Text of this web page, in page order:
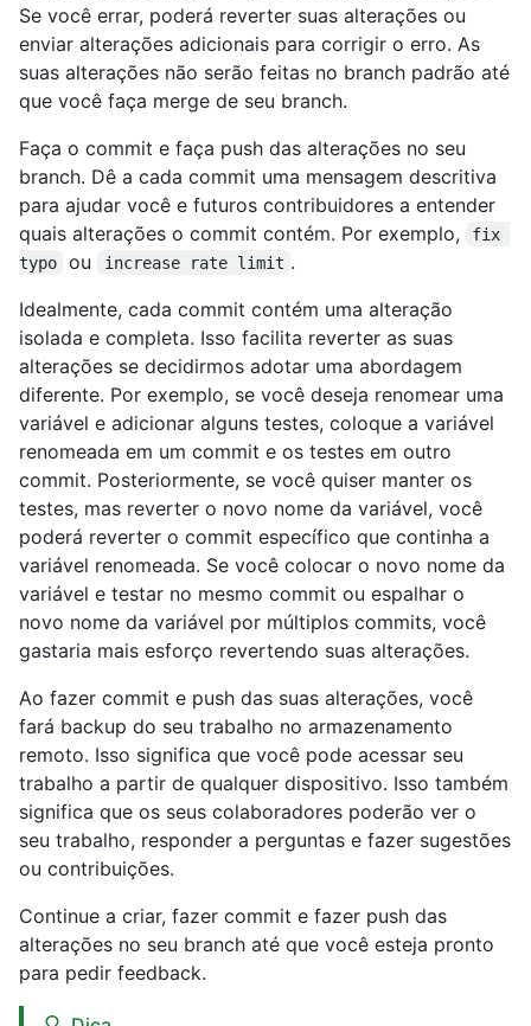
Se você errar, poderá reverter suas alterações ou
enviar alterações adicionais para corrigir o erro. As
suas alterações não serão feitas no branch padrão até
que você faça merge de seu branch.
Faça o commit e faça push das alterações no seu
branch. Dê a cada commit uma mensagem descritiva
para ajudar você e futuros contribuidores a entender
quais alterações o commit contém. Por exemplo,
fix
typo
ou increase rate limit .
Idealmente, cada commit contém uma alteração
isolada e completa. Isso facilita reverter as suas
alterações se decidirmos adotar uma abordagem
diferente. Por exemplo, se você deseja renomear uma
variável e adicionar alguns testes, coloque a variável
renomeada em um commit e os testes em outro
commit. Posteriormente, se você quiser manter os
testes, mas reverter o novo nome da variável, você
poderá reverter o commit específico que continha a
variável renomeada. Se você colocar o novo nome da
variável e testar no mesmo commit ou espalhar o
novo nome da variável por múltiplos commits, você
gastaria mais esforço revertendo suas alterações.
Ao fazer commit e push das suas alterações, você
fará backup do seu trabalho no armazenamento
remoto. Isso significa que você pode acessar seu
trabalho a partir de qualquer dispositivo. Isso também
significa que os seus colaboradores poderão ver o
seu trabalho, responder a perguntas e fazer sugestões
ou contribuições.
Continue a criar, fazer commit e fazer push das
alterações no seu branch até que você esteja pronto
para pedir feedback.